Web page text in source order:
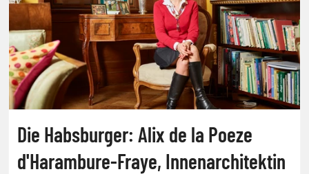
Die Habsburger: Alix de la Poeze
d'Harambure-Fraye, Innenarchitektin